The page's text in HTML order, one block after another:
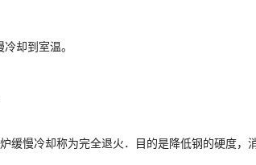
却到室温。
缓慢冷却称为完全退火．目的是降低钢的硬度，